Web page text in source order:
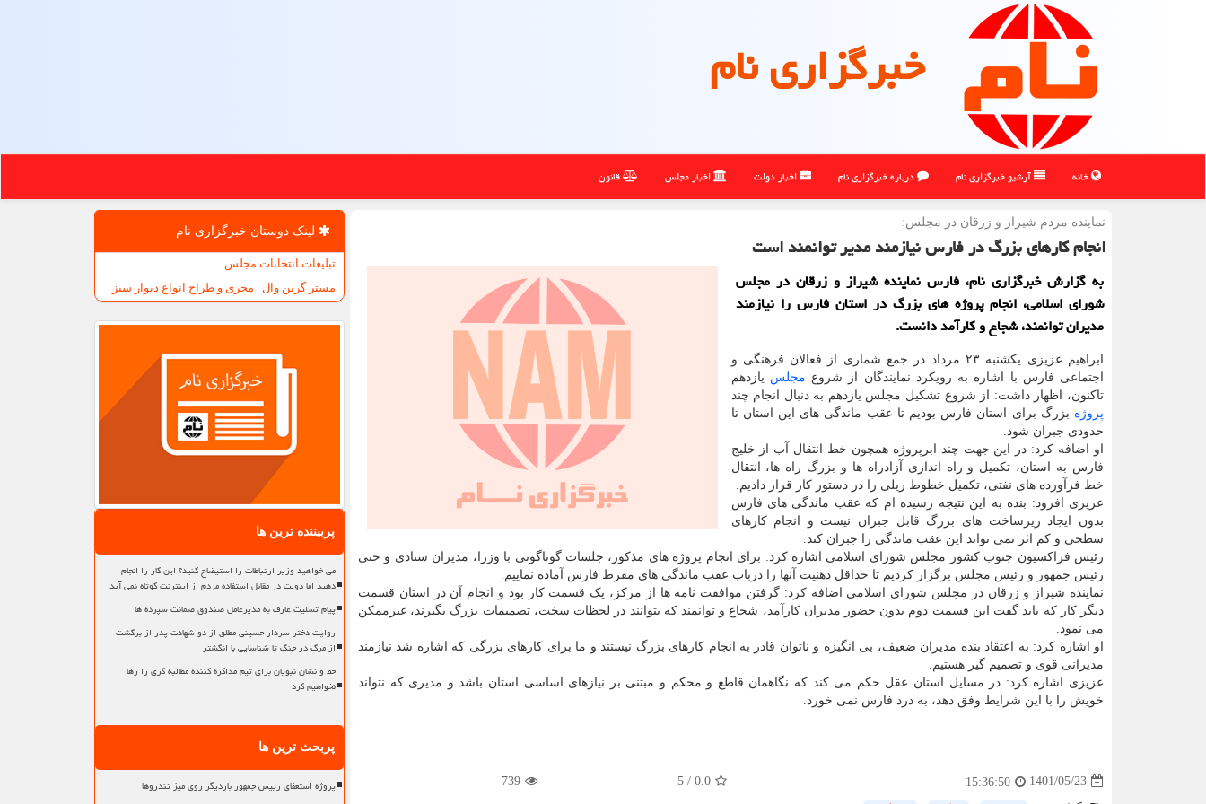
خبرگزاری نام
خانه آرشیو خبرگزاری نام درباره خبرگزاری نام اخبار دولت اخبار مجلس قانون
نماینده مردم شیراز و زرقان در مجلس:
انجام کارهای بزرگ در فارس نیازمند مدیر توانمند است
به گزارش خبرگزاری نام، فارس نماینده شیراز و زرقان در مجلس
شورای اسلامی، انجام پروژه های بزرگ در استان فارس را نیازمند
مدیران توانمند، شجاع و کارآمد دانست.
ابراهیم عزیزی یکشنبه ۲۳ مرداد در جمع شماری از فعالان فرهنگی و
اجتماعی فارس با اشاره به رویکرد نمایندگان از شروع مجلس یازدهم
تاکنون، اظهار داشت: از شروع تشکیل مجلس یازدهم به دنبال انجام چند
پروژه بزرگ برای استان فارس بودیم تا عقب ماندگی های این استان تا
حدودی جبران شود.
او اضافه کرد: در این جهت چند ابرپروژه همچون خط انتقال آب از خلیج
فارس به استان، تکمیل و راه اندازی آزادراه ها و بزرگ راه ها، انتقال
خط فرآورده های نفتی، تکمیل خطوط ریلی را در دستور کار قرار دادیم.
عزیزی افزود: بنده به این نتیجه رسیده ام که عقب ماندگی های فارس
بدون ایجاد زیرساخت های بزرگ قابل جبران نیست و انجام کارهای
سطحی و کم اثر نمی تواند این عقب ماندگی را جبران کند.
رئیس فراکسیون جنوب کشور مجلس شورای اسلامی اشاره کرد: برای انجام پروژه های مذکور، جلسات گوناگونی با وزرا، مدیران ستادی و حتی
رئیس جمهور و رئیس مجلس برگزار کردیم تا حداقل ذهنیت آنها را درباب عقب ماندگی های مفرط فارس آماده نماییم.
نماینده شیراز و زرقان در مجلس شورای اسلامی اضافه کرد: گرفتن موافقت نامه ها از مرکز، یک قسمت کار بود و انجام آن در استان قسمت
دیگر کار که باید گفت این قسمت دوم بدون حضور مدیران کارآمد، شجاع و توانمند که بتوانند در لحظات سخت، تصمیمات بزرگ بگیرند، غیرممکن
می نمود.
او اشاره کرد: به اعتقاد بنده مدیران ضعیف، بی انگیزه و ناتوان قادر به انجام کارهای بزرگ نیستند و ما برای کارهای بزرگی که اشاره شد نیازمند
مدیرانی قوی و تصمیم گیر هستیم.
عزیزی اشاره کرد: در مسایل استان عقل حکم می کند که نگاهمان قاطع و محکم و مبتنی بر نیازهای اساسی استان باشد و مدیری که نتواند
خویش را با این شرایط وفق دهد، به درد فارس نمی خورد.
1401/05/23
15:36:50
0.0
/
5
739
لینک دوستان خبرگزاری نام
تبلیغات انتخابات مجلس
مستر گرین وال | مجری و طراح انواع دیوار سبز
پربیننده ترین ها
می خواهید وزیر ارتباطات را استیضاح کنید؟ این کار را انجام
دهید اما دولت در مقابل استفاده مردم از اینترنت کوتاه نمی آید
پیام تسلیت عارف به مدیرعامل صندوق ضمانت سپرده ها
روایت دختر سردار حسینی مطلق از دو شهادت پدر از برگشت
از مرگ در جنگ تا شناسایی با انگشتر
خط و نشان نبویان برای تیم مذاکره کننده مطالبه گری را رها
نخواهیم کرد
پربحث ترین ها
پروژه استعفای رییس جمهور باردیگر روی میز تندروها